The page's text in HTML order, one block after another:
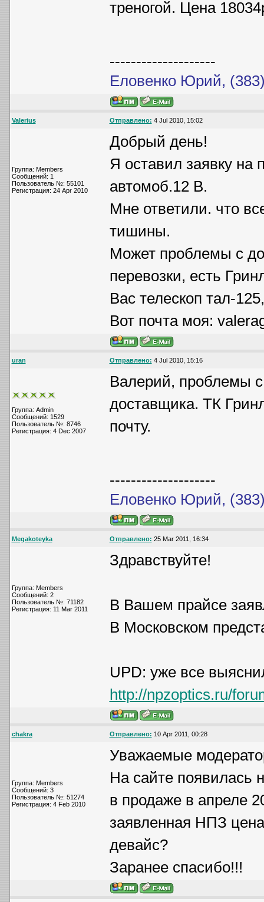
треногой. Цена
--------------------
Еловенко Юрий,
Valerius Отправлено: 4 Jul 2010, 15:02
Группа: Members
Сообщений: 1
Пользователь №: 55101
Регистрация: 24 Apr 2010
Добрый день!
Я оставил заявку на
автомоб.12 В.
Мне ответили. что
тишины.
Может проблемы с
перевозки, есть
Вас телескоп тал-
Вот почта моя:
uran Отправлено: 4 Jul 2010, 15:16
Группа: Admin
Сообщений: 1529
Пользователь №: 8746
Регистрация: 4 Dec 2007
Валерий, проблемы с
доставщика. ТК
почту.
--------------------
Еловенко Юрий,
Megakoteyka Отправлено: 25 Mar 2011, 16:34
Группа: Members
Сообщений: 2
Пользователь №: 71182
Регистрация: 11 Mar 2011
Здравствуйте!
В Вашем прайсе
В Московском
UPD: уже все
http://npzoptics.ru/
chakra Отправлено: 10 Apr 2011, 00:28
Группа: Members
Сообщений: 3
Пользователь №: 51274
Регистрация: 4 Feb 2010
Уважаемые
На сайте появилась
в продаже в апреле
заявленная НПЗ цена
девайс?
Заранее спасибо!!!